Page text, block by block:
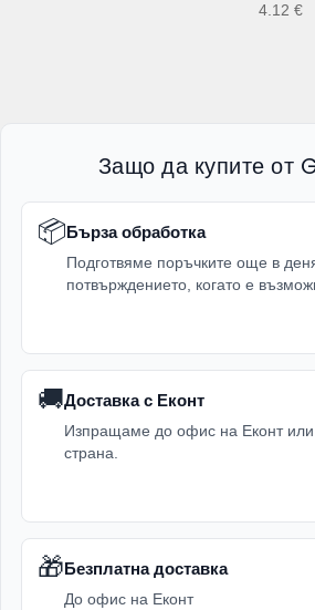
4.12 €
Защо да купите от
📦Бърза обработка
Подготвяме поръчките още в
потвърждението, когато е
🚚Доставка с Еконт
Изпращаме до офис на Еконт или
страна.
🎁Безплатна доставка
До офис на Еконт